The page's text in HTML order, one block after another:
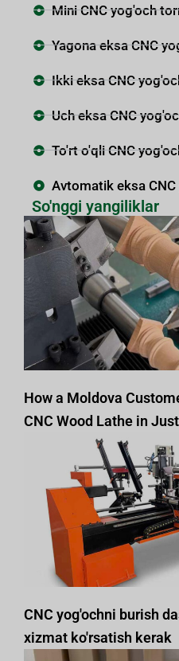
Mini CNC yog'och
Yagona eksa CNC
Ikki eksa CNC
Uch eksa CNC
To'rt o'qli CNC
Avtomatik eksa
So'nggi yangiliklar
How a Moldova
CNC Wood Lathe in
CNC yog'ochni burish
xizmat ko'rsatish kerak